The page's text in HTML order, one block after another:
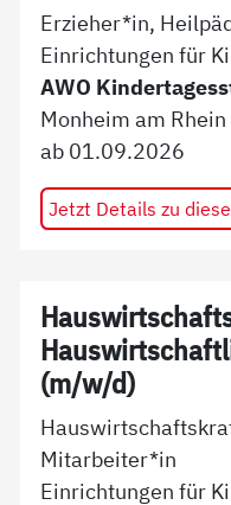
Erzieher*in,
Einrichtungen für
AWO
Monheim am Rhein
ab 01.09.2026
Jetzt Details zu
(m/w/d)
Mitarbeiter*in
Einrichtungen für